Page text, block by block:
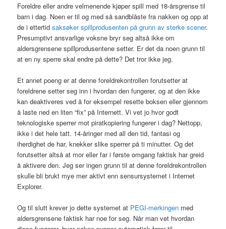
Foreldre eller andre velmenende kjøper spill med 18-årsgrense til
barn i dag. Noen er til og med så sandblåste fra nakken og opp at
de i ettertidsaksøker spillprodusenten på grunn av sterke scener.
Presumptivt ansvarlige voksne bryr seg altså ikke om
aldersgrensene spillprodusentene setter. Er det da noen grunn til
at en ny sperre skal endre på dette? Det tror ikke jeg.
Et annet poeng er at denne foreldrekontrollen forutsetter at
foreldrene setter seg inn i hvordan den fungerer, og at den ikke
kan deaktiveres ved å for eksempel resette boksen eller gjennom
å laste ned en liten “fix” på Internett. Vi vet jo hvor godt
teknologiske sperrer mot piratkopiering fungerer i dag? Nettopp,
ikke i det hele tatt. 14-åringer med all den tid, fantasi og
iherdighet de har, knekker slike sperrer på ti minutter. Og det
forutsetter altså at mor eller far i første omgang faktisk har greid
å aktivere den. Jeg ser ingen grunn til at denne foreldrekontrollen
skulle bli brukt mye mer aktivt enn sensursystemet i Internet
Explorer.
Og til slutt krever jo dette systemet at PEGI-merkingen med
aldersgrensene faktisk har noe for seg. Når man vet hvordan